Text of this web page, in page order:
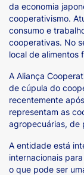
da economia
cooperativismo.
consumo e
cooperativas. No
local de alimentos
A Aliança
de cúpula do
recentemente
representam as
agropecuárias, de
A entidade está
internacionais
o que pode ser